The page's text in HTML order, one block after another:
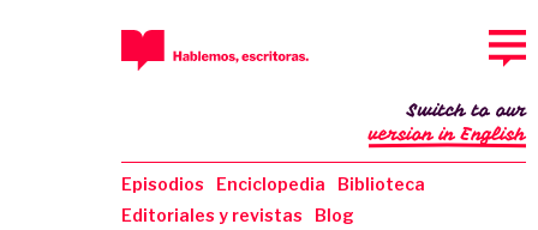
Episodios Enciclopedia
Biblioteca
Editoriales y revistas
Blog
Switch to our
version in English